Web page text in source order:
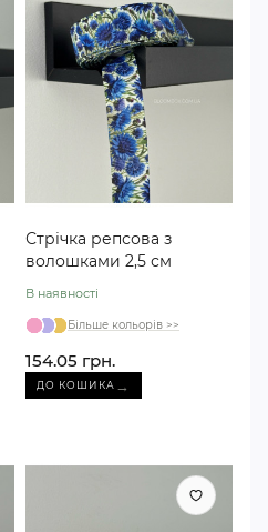
Стрічка репсова з
волошками 2,5 см
В наявності
Більше кольорів >>
154.05 грн.
ДО КОШИКА →